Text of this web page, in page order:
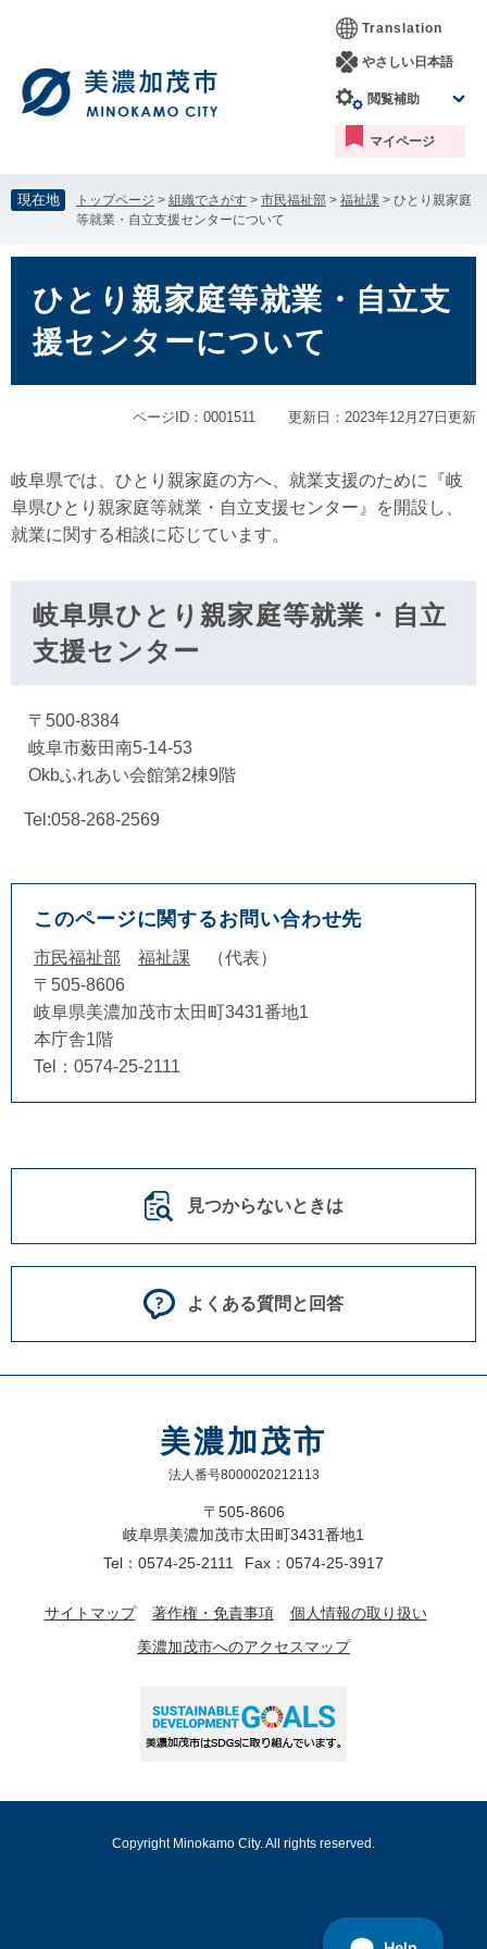
す。
し
て
本
へ
Translation
やさしい日本語
閲覧補助
マイページ
現在地 トップページ > 組織でさがす > 市民福祉部 > 福祉課 > ひとり親家庭
等就業・自立支援センターについて
ひとり親家庭等就業・自立支
援センターについて
ページID：0001511 更新日：2023年12月27日更新
岐阜県では、ひとり親家庭の方へ、就業支援のために『岐
阜県ひとり親家庭等就業・自立支援センター』を開設し、
就業に関する相談に応じています。
岐阜県ひとり親家庭等就業・自立
支援センター
〒500-8384
岐阜市薮田南5-14-53
Okbふれあい会館第2棟9階
Tel:058-268-2569
このページに関するお問い合わせ先
市民福祉部 福祉課
代表
〒505-8606
岐阜県美濃加茂市太田町3431番地1
本庁舎1階
Tel：0574-25-2111
見つからないときは
よくある質問と回答
美濃加茂市
法人番号8000020212113
〒505-8606
岐阜県美濃加茂市太田町3431番地1
Tel：0574-25-2111
Fax：0574-25-3917
サイトマップ 著作権・免責事項
個人情報の取り扱い
美濃加茂市へのアクセスマップ
Copyright Minokamo City. All rights reserved.